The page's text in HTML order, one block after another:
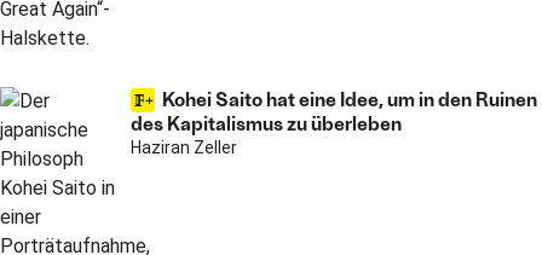
Kohei Saito hat eine Idee, um in den Ruinen
des Kapitalismus zu überleben
Haziran Zeller